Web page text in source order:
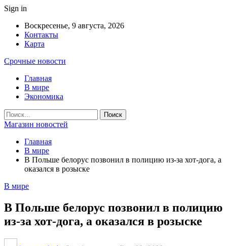
Sign in
Воскресенье, 9 августа, 2026
Контакты
Карта
Срочные новости
Главная
В мире
Экономика
Магазин новостей
Главная
В мире
В Польше белорус позвонил в полицию из-за хот-дога, а
оказался в розыске
В мире
В Польше белорус позвонил в полицию
из-за хот-дога, а оказался в розыске